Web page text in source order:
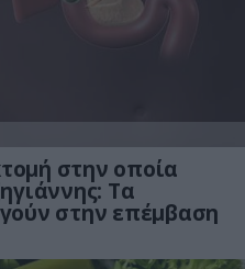
στην οποία
Tα
στην επέμβαση